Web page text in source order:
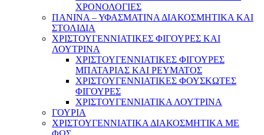
ΧΡΟΝΟΛΟΓΙΕΣ
ΠΑΝΙΝΑ – ΥΦΑΣΜΑΤΙΝΑ ΔΙΑΚΟΣΜΗΤΙΚΑ ΚΑΙ
ΣΤΟΛΙΔΙΑ
ΧΡΙΣΤΟΥΓΕΝΝΙΑΤΙΚΕΣ ΦΙΓΟΥΡΕΣ ΚΑΙ
ΛΟΥΤΡΙΝΑ
ΧΡΙΣΤΟΥΓΕΝΝΙΑΤΙΚΕΣ ΦΙΓΟΥΡΕΣ
ΜΠΑΤΑΡΙΑΣ ΚΑΙ ΡΕΥΜΑΤΟΣ
ΧΡΙΣΤΟΥΓΕΝΝΙΑΤΙΚΕΣ ΦΟΥΣΚΩΤΕΣ
ΦΙΓΟΥΡΕΣ
ΧΡΙΣΤΟΥΓΕΝΝΙΑΤΙΚΑ ΛΟΥΤΡΙΝΑ
ΓΟΥΡΙΑ
ΧΡΙΣΤΟΥΓΕΝΝΙΑΤΙΚΑ ΔΙΑΚΟΣΜΗΤΙΚΑ ΜΕ